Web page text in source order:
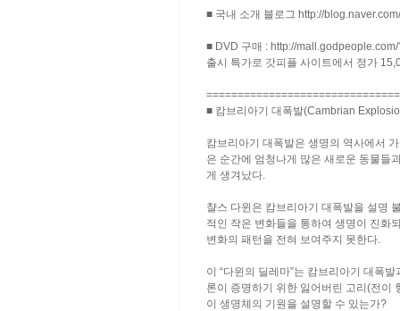
■ 국내 소개 블로그 http://
■ DVD 구매 : http://
출시 특가로 갓피플 사이트에서 정가
■ 캄브리아기 대폭발(Cambrian
캄브리아기 대폭발은 생명의 역사에서
은 순간에 엄청나게 많은 새로운 동물들
게 생겨났다.
챨스 다윈은 캄브리아기 대폭발을 설명
적인 작은 변화들을 통하여 생명이 진화
변화의 패턴을 전혀 보여주지 못한다.
이 “다윈의 딜레마”는 캄브리아기 대폭
론이 증명하기 위한 잃어버린 고리(전이
이 생명체의 기원을 설명할 수 있는가?